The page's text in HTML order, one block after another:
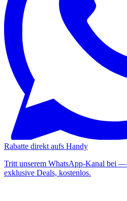
Rabatte direkt aufs Handy
Tritt unserem WhatsApp-Kanal bei
exklusive Deals, kostenlos.